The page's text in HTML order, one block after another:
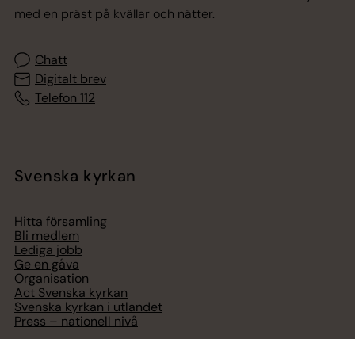
med en präst på kvällar och nätter.
Chatt
Digitalt brev
Telefon 112
Svenska kyrkan
Hitta församling
Bli medlem
Lediga jobb
Ge en gåva
Organisation
Act Svenska kyrkan
Svenska kyrkan i utlandet
Press – nationell nivå